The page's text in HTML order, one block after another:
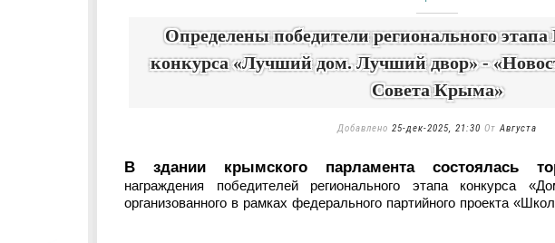
Определены победители регионального
конкурса «Лучший дом. Лучший двор» -
Совета Крыма»
Добавлено 25-дек-2025, 21:30 ОтАвгуста
В здании крымского парламента состоялась
награждения победителей регионального этапа конкурса
организованного в рамках федерального партийного проекта